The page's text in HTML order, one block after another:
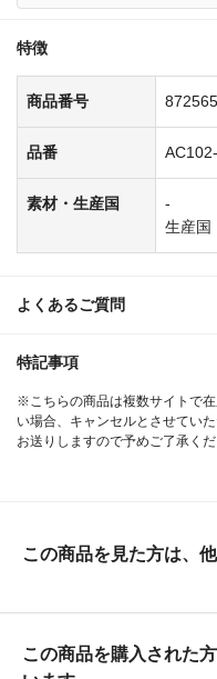
特徴
商品番号
品番
素材・生産国
-
生産国
よくあるご質問
特記事項
※こちらの商品は複数サイトで
い場合、キャンセルとさせてい
お送りしますので予めご了承くだ
この商品を見た方は、
この商品を購入された